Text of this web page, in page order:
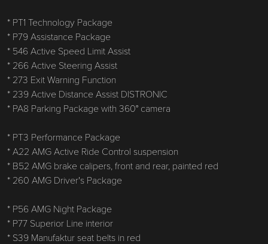
* PT1 Technology Package
* P79 Assistance Package
* 546 Active Speed ​​Limit Assist
* 266 Active Steering Assist
* 273 Exit Warning Function
* 239 Active Distance Assist DISTRONIC
* PA8 Parking Package with 360° camera
* PT3 Performance Package
* A22 AMG Active Ride Control suspension
* B52 AMG brake calipers, front and rear, painted red
* 260 AMG Driver's Package
* P56 AMG Night Package
* P77 Superior Line interior
* S39 Manufaktur seat belts in red